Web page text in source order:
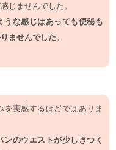
じませんでした。
うな感じはあっても便秘も
ませんでした 。
を実感するほどではありま
のウエストが少しきつく